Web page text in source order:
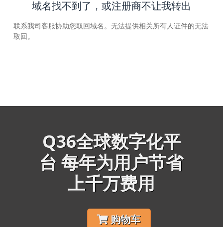
域名找不到了，或注册商不让我转出
联系我司客服协助您取回域名。无法提供相关所有人证件的无法
取回。
Q36全球数字化平
台 每年为用户节省
上千万费用
购物车